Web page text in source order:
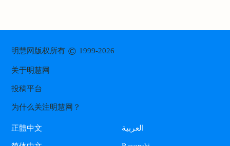
明慧网版权所有© 1999-2026
关于明慧网
投稿平台
为什么关注明慧网？
正體中文
العربية